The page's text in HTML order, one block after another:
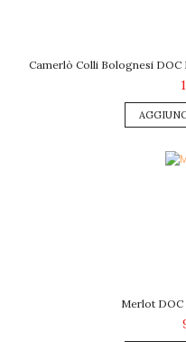
Camerlò Colli Bolognesi
Merlot